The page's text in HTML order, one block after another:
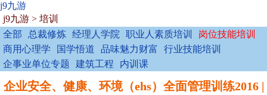
j9九游
j9九游 > 培训
全部
总裁修炼 经理人学院 职业人素质培训
岗位技能培训
商用心理学
国学悟道 品味魅力财富
行业技能培训
企事业单位专题
建筑工程 内训课
企业安全、健康、环境（ehs）全面管理训练2016 |